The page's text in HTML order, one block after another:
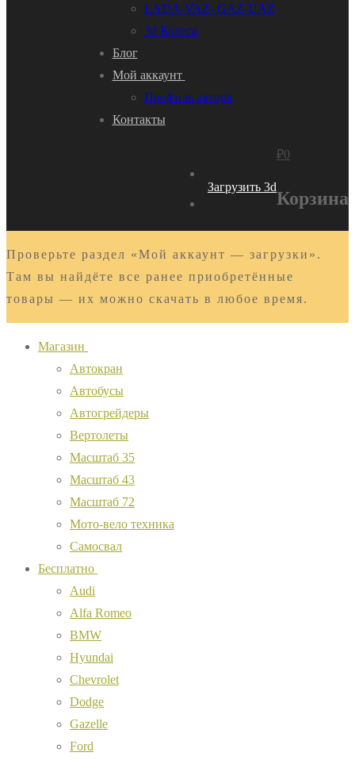
LADA-VAZ- GAZ-UAZ
3d Колеса
Блог
Мой аккаунт
Профиль автора
Контакты
Загрузить 3d
₽0
Корзина
Проверьте раздел «Мой аккаунт — загрузки».
Там вы найдёте все ранее приобретённые
товары — их можно скачать в любое время.
Магазин
Автокран
Автобусы
Автогрейдеры
Вертолеты
Масштаб 35
Масштаб 43
Масштаб 72
Мото-вело техника
Самосвал
Бесплатно
Audi
Alfa Romeo
BMW
Hyundai
Chevrolet
Dodge
Gazelle
Ford